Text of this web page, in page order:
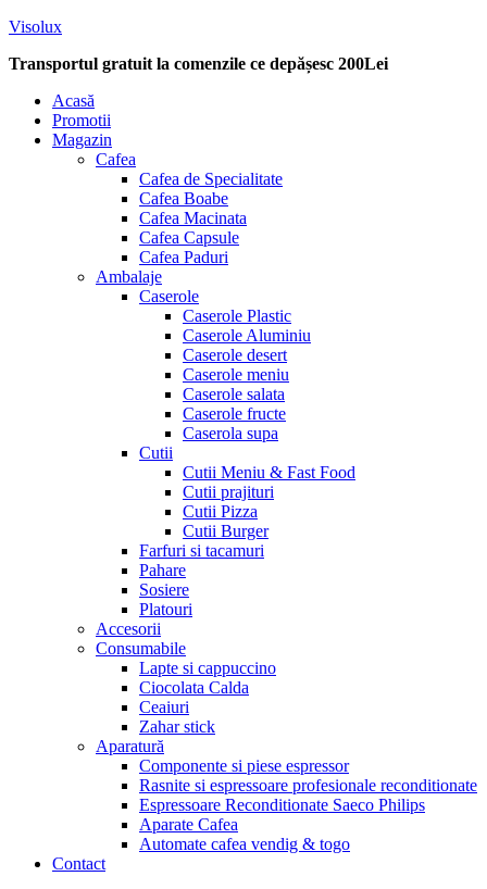
Visolux
Transportul gratuit la comenzile ce depășesc 200Lei
Menu
Acasă
Promotii
Magazin
Cafea
Cafea de Specialitate
Cafea Boabe
Cafea Macinata
Cafea Capsule
Cafea Paduri
Ambalaje
Caserole
Caserole Plastic
Caserole Aluminiu
Caserole desert
Caserole meniu
Caserole salata
Caserole fructe
Caserola supa
Cutii
Cutii Meniu & Fast Food
Cutii prajituri
Cutii Pizza
Cutii Burger
Farfuri si tacamuri
Pahare
Sosiere
Platouri
Accesorii
Consumabile
Lapte si cappuccino
Ciocolata Calda
Ceaiuri
Zahar stick
Aparatură
Componente si piese espressor
Rasnite si espressoare profesionale reconditionate
Espressoare Reconditionate Saeco Philips
Aparate Cafea
Automate cafea vendig & togo
Contact